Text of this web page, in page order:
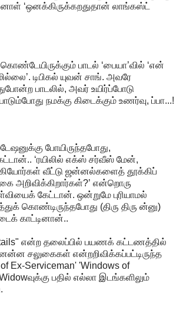
‘ஒனக்கிருக்கறதுதான் லாங்கஸ்ட்
பாடல் ‘பையா’வில் ‘என்
டிபிகல் யுவன் சாங். அவரே
பாடலில், அவர் உயிர்ப்போடு
பாடும்போது நமக்கு கிடைக்கும் உணர்வு, ப்பா...!
போயிருந்தபோது,
‘ரயிலில் எக்ஸ் சர்வீஸ் மேன்,
வீட்டு ஜன்னல்களைத் தூக்கிப்
அறிவிக்கிறார்கள்?’ என்றொரு
கேட்டான். ஒன்றுமே புரியாமல்
கொண்டிருந்தபோது (திரு திரு ன்னு)
காட்டினான்..
என்ற தலைப்பில் பயணக் கட்டணத்தில்
சலுகைகள் என்றறிவிக்கப்பட்டிருந்த
Ex-Serviceman' 'Windows of
பதில் எல்லா இடங்களிலும்